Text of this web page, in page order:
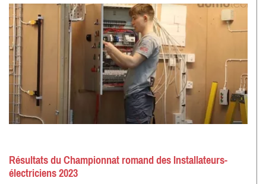
Résultats du Championnat romand des Installateurs-
électriciens 2023